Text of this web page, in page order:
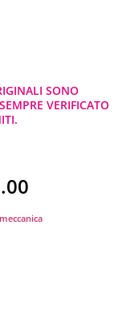
SONO
VERIFICATO